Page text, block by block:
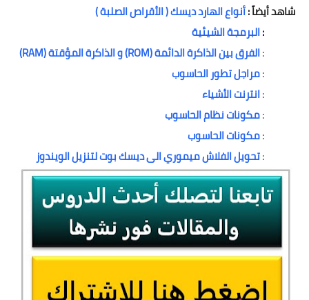
شاهد أيضاً :أنواع الهارد ديسك ( الأقراص الصلبة )
:البرمجة الشيئية
:الفرق بين الذاكرة الدائمة (ROM) و الذاكرة المؤقتة (RAM)
:مراجل تطور الحاسوب
:انترنت الأشياء
:مكونات نظام الحاسوب
:مكونات الحاسوب
:تحويل الفلاش ميموري الى ديسك بوت لتنزيل الويندوز